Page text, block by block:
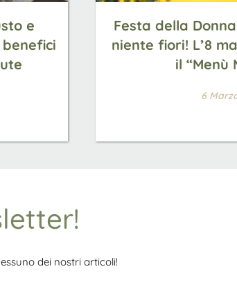
e
Festa della
niente fiori! L’8
il “Menù
6
dei nostri articoli!